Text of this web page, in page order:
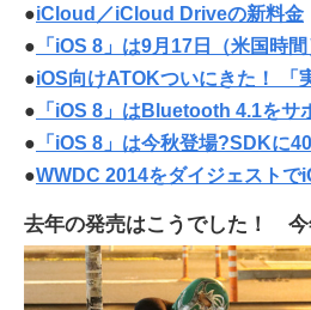
●iCloud／iCloud Driveの新料金
● 「iOS 8」は9月17日（米国時
●iOS向けATOKついにきた！ 「
● 「iOS 8」はBluetooth 4.1をサ
● 「iOS 8」は今秋登場?SDKに
●WWDC 2014をダイジェストで
去年の発売はこうでした！ 今